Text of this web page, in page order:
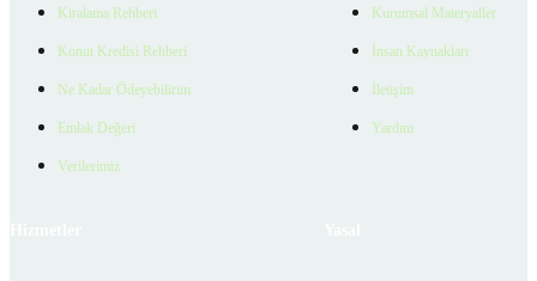
Kiralama Rehberi
Konut Kredisi Rehberi
Ne Kadar Ödeyebilirim
Emlak Değeri
Verilerimiz
Kurumsal Materyaller
İnsan Kaynakları
İletişim
Yardım